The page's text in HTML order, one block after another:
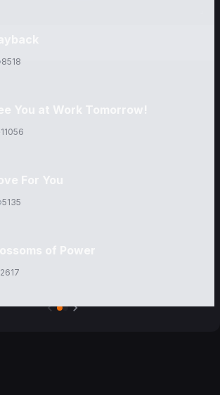
8518
11056
5135
2617